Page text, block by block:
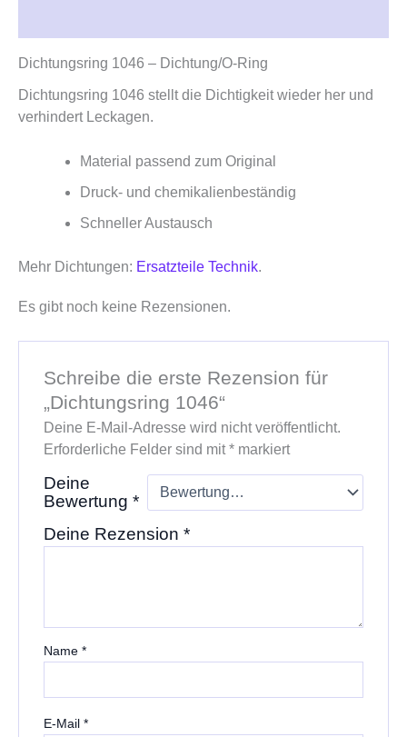
Dichtungsring 1046 – Dichtung/O‑Ring
Dichtungsring 1046 stellt die Dichtigkeit wieder her und
verhindert Leckagen.
Material passend zum Original
Druck‑ und chemikalienbeständig
Schneller Austausch
Mehr Dichtungen: Ersatzteile Technik.
Es gibt noch keine Rezensionen.
Schreibe die erste Rezension für
„Dichtungsring 1046“
Deine E-Mail-Adresse wird nicht veröffentlicht.
Erforderliche Felder sind mit*markiert
Deine
Bewertung *
Deine Rezension *
Name *
E-Mail *